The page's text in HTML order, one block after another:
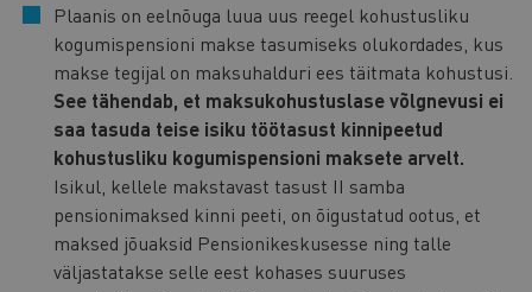
Plaanis on eelnõuga luua uus reegel kohustusliku
kogumispensioni makse tasumiseks olukordades, kus
makse tegijal on maksuhalduri ees täitmata kohustusi.
See tähendab, et maksukohustuslase võlgnevusi ei
saa tasuda teise isiku töötasust kinnipeetud
kohustusliku kogumispensioni maksete arvelt.
Isikul, kellele makstavast tasust II samba
pensionimaksed kinni peeti, on õigustatud ootus, et
maksed jõuaksid Pensionikeskusesse ning talle
väljastatakse selle eest kohases suuruses